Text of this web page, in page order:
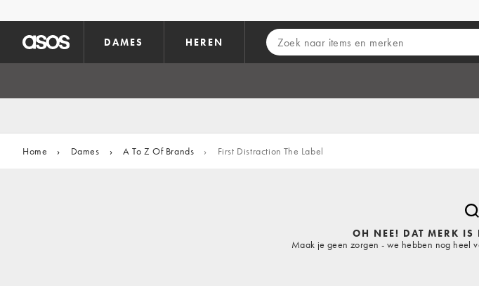
DAMES HEREN
Home › Dames › A To Z Of Brands › First Distraction The Label
OH NEE! DAT MERK IS
Maak je geen zorgen - we hebben nog heel